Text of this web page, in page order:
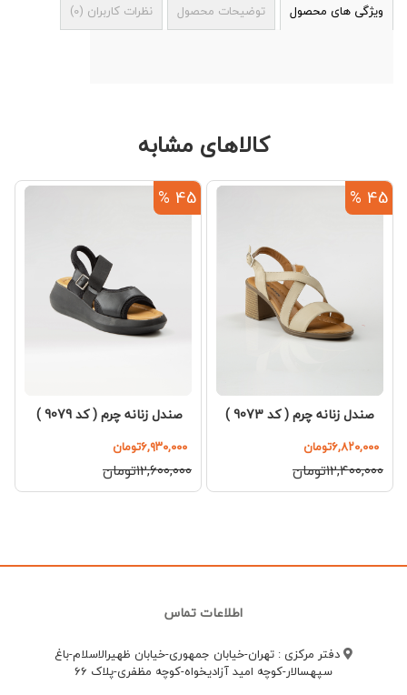
ویژگی های محصول توضیحات محصول نظرات کاربران (
0
)
کالاهای مشابه
45 %
صندل زنانه چرم ( کد 9073 )
۶,۸۲۰,۰۰۰تومان
۱۲,۴۰۰,۰۰۰تومان
45 %
صندل زنانه چرم ( کد 9079 )
۶,۹۳۰,۰۰۰تومان
۱۲,۶۰۰,۰۰۰تومان
اطلاعات تماس
دفتر مرکزی : تهران-خیابان جمهوری-خیابان ظهیرالاسلام-باغ
سپهسالار-کوچه امید آزادیخواه-کوچه مظفری-پلاک 66